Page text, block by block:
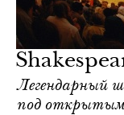
Легендарный
под открытым